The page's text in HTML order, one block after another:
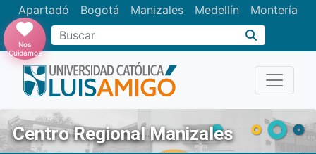
Apartadó Bogotá Manizales Medellín Montería
Nos
Cuidamos
Centro Regional Manizales